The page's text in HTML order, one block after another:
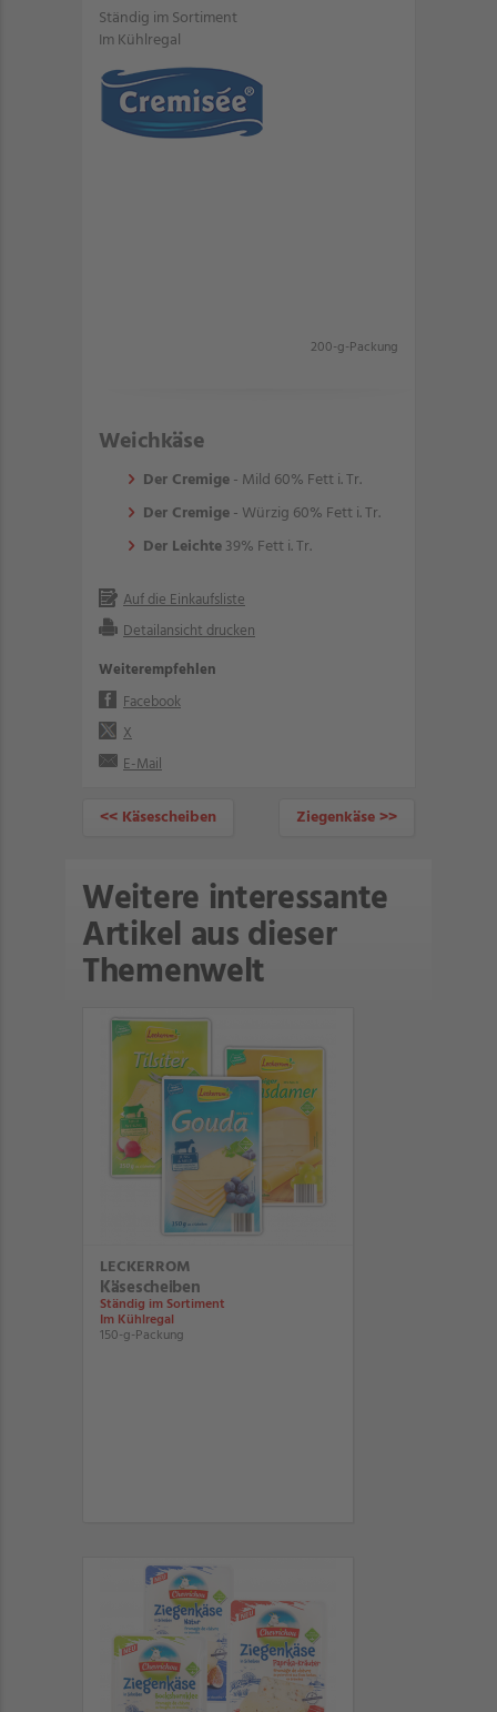
Ständig im Sortiment
Im Kühlregal
200-g-Packung
Weichkäse
Der Cremige- Mild 60% Fett i. Tr.
Der Cremige- Würzig 60% Fett i. Tr.
Der Leichte39% Fett i. Tr.
Auf die Einkaufsliste
Detailansicht drucken
Weiterempfehlen
Facebook
X
E-Mail
<< Käsescheiben Ziegenkäse >>
Weitere interessante
Artikel aus dieser
Themenwelt
LECKERROM
Käsescheiben
Ständig im Sortiment
Im Kühlregal
150-g-Packung